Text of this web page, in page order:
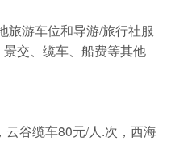
旅游车位和导游/旅行社服
交、缆车、船费等其他
云谷缆车80元/人.次，西海